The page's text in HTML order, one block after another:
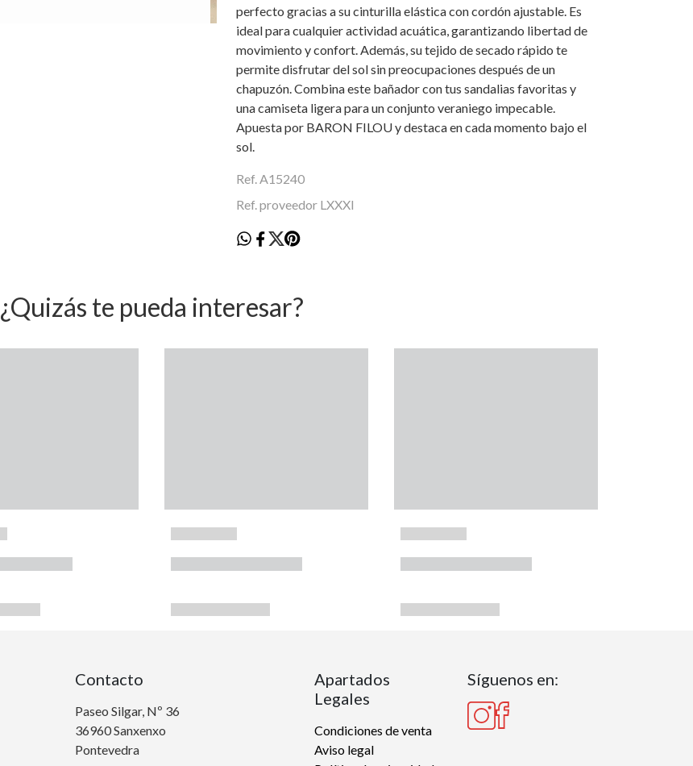
perfecto gracias a su cinturilla elástica con cordón ajustable. Es
ideal para cualquier actividad acuática, garantizando libertad de
movimiento y confort. Además, su tejido de secado rápido te
permite disfrutar del sol sin preocupaciones después de un
chapuzón. Combina este bañador con tus sandalias favoritas y
una camiseta ligera para un conjunto veraniego impecable.
Apuesta por BARON FILOU y destaca en cada momento bajo el
sol.
Ref. A15240
Ref. proveedor LXXXI
¿Quizás te pueda interesar?
Contacto
Paseo Silgar, Nº 36
36960 Sanxenxo
Pontevedra
Apartados
Legales
Condiciones de venta
Aviso legal
Síguenos en: